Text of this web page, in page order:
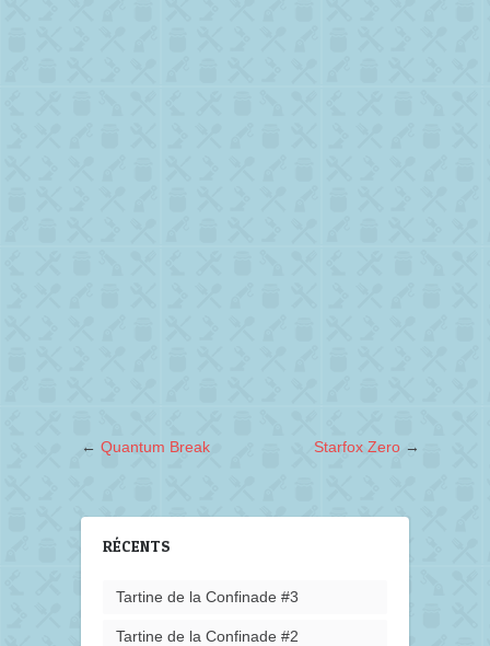
← Quantum Break Starfox Zero →
RÉCENTS
Tartine de la Confinade #3
Tartine de la Confinade #2